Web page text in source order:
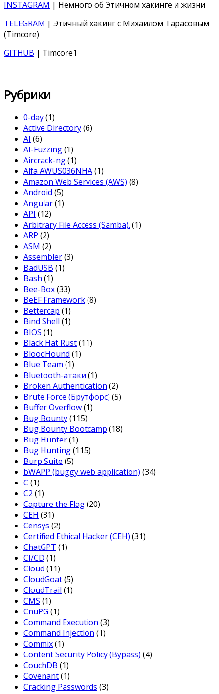
INSTAGRAM | Немного об Этичном хакинге и жизни
TELEGRAM | Этичный хакинг с Михаилом Тарасовым
(Timcore)
GITHUB | Timcore1
Рубрики
0-day(1)
Active Directory(6)
AI (6)
AI-Fuzzing(1)
Aircrack-ng(1)
Alfa AWUS036NHA(1)
Amazon Web Services (AWS) (8)
Android (5)
Angular(1)
API (12)
Arbitrary File Access (Samba). (1)
ARP (2)
ASM (2)
Assembler(3)
BadUSB (1)
Bash (1)
Bee-Box(33)
BeEF Framework(8)
Bettercap (1)
Bind Shell (1)
BIOS (1)
Black Hat Rust(11)
BloodHound (1)
Blue Team (1)
Bluetooth-атаки (1)
Broken Authentication (2)
Brute Force (Брутфорс) (5)
Buffer Overflow(1)
Bug Bounty(115)
Bug Bounty Bootcamp (18)
Bug Hunter(1)
Bug Hunting(115)
Burp Suite (5)
bWAPP (buggy web application) (34)
C (1)
C2 (1)
Capture the Flag(20)
CEH (31)
Censys (2)
Certified Ethical Hacker (CEH) (31)
ChatGPT (1)
CI/CD (1)
Cloud (11)
CloudGoat(5)
CloudTrail (1)
CMS (1)
CnuPG (1)
Command Execution (3)
Command Injection (1)
Commix(1)
Content Security Policy (Bypass) (4)
CouchDB (1)
Covenant(1)
Cracking Passwords (3)